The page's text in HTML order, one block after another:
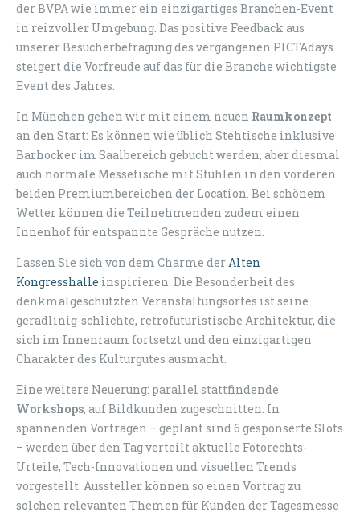
der BVPA wie immer ein einzigartiges Branchen-Event
in reizvoller Umgebung. Das positive Feedback aus
unserer Besucherbefragung des vergangenen PICTAdays
steigert die Vorfreude auf das für die Branche wichtigste
Event des Jahres.
In München gehen wir mit einem neuen Raumkonzept
an den Start: Es können wie üblich Stehtische inklusive
Barhocker im Saalbereich gebucht werden, aber diesmal
auch normale Messetische mit Stühlen in den vorderen
beiden Premiumbereichen der Location. Bei schönem
Wetter können die Teilnehmenden zudem einen
Innenhof für entspannte Gespräche nutzen.
Lassen Sie sich von dem Charme derAlten
Kongresshalle inspirieren. Die Besonderheit des
denkmalgeschützten Veranstaltungsortes ist seine
geradlinig-schlichte, retrofuturistische Architektur, die
sich im Innenraum fortsetzt und den einzigartigen
Charakter des Kulturgutes ausmacht.
Eine weitere Neuerung: parallel stattfindende
Workshops, auf Bildkunden zugeschnitten. In
spannenden Vorträgen – geplant sind 6 gesponserte Slots
– werden über den Tag verteilt aktuelle Fotorechts-
Urteile, Tech-Innovationen und visuellen Trends
vorgestellt. Aussteller können so einen Vortrag zu
solchen relevanten Themen für Kunden der Tagesmesse